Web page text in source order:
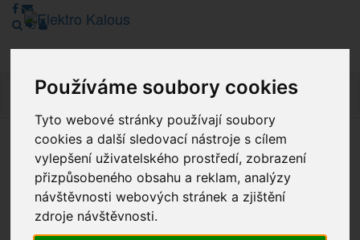
Používáme soubory cookies
Tyto webové stránky používají soubory
cookies a další sledovací nástroje s cílem
vylepšení uživatelského prostředí, zobrazení
přizpůsobeného obsahu a reklam, analýzy
návštěvnosti webových stránek a zjištění
zdroje návštěvnosti.
Vážení zákazníci, v tuto chvíli je Náš internetový obchod v
režimu Katalogu. Objednávky on-line nyní nelze vyřídit.
Děkujeme za pochopení.